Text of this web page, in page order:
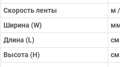
Скорость ленты
м
Ширина (W)
Длина (L)
Высота (H)